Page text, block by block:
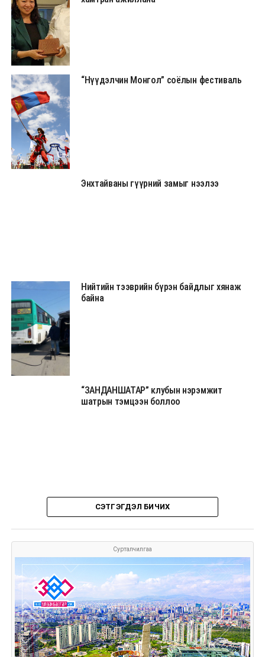
“Нүүдэлчин Монгол” соёлын фестиваль
Энхтайваны гүүрний замыг нээлээ
Нийтийн тээврийн бүрэн байдлыг хянаж
байна
“ЗАНДАНШАТАР” клубын нэрэмжит
шатрын тэмцээн боллоо
СЭТГЭГДЭЛ БИЧИХ
Сурталчилгаа